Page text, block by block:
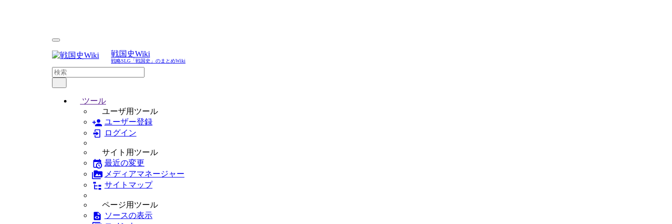
戦国史Wiki
戦略SLG「戦国史」のまとめWiki
ツール
ユーザ用ツール
ユーザー登録
ログイン
サイト用ツール
最近の変更
メディアマネージャー
サイトマップ
ページ用ツール
ソースの表示